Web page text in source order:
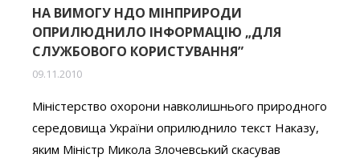
НА ВИМОГУ НДО МІНПРИРОДИ
ОПРИЛЮДНИЛО ІНФОРМАЦІЮ „ДЛЯ
СЛУЖБОВОГО КОРИСТУВАННЯ”
09.11.2010
Міністерство охорони навколишнього природного
середовища України оприлюднило текст Наказу,
яким Міністр Микола Злочевський скасував